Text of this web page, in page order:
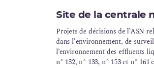
Site de la centrale
Projets de décisions de l’ASN
dans l'environnement, de
l’environnement des effluents
n° 132, n° 133, n° 153 et n°